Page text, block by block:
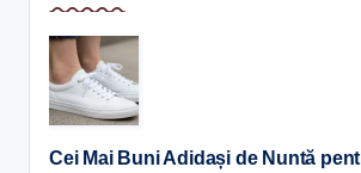
Cei Mai Buni Adidași de Nuntă